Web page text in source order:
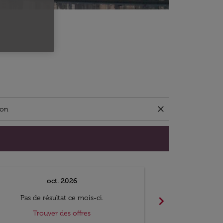
close
oct. 2026
Pas de résultat ce mois-ci.
Trouver des offres
chevron_right